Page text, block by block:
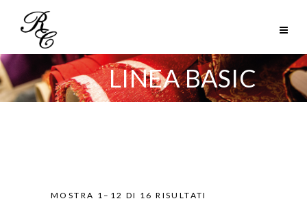
LINEA BASIC
MOSTRA 1–12 DI 16 RISULTATI